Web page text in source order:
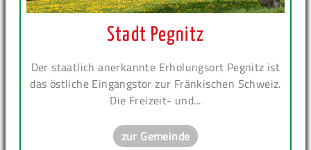
Stadt Pegnitz
Der staatlich anerkannte Erholungsort Pegnitz ist
das östliche Eingangstor zur Fränkischen Schweiz.
Die Freizeit- und...
zur Gemeinde